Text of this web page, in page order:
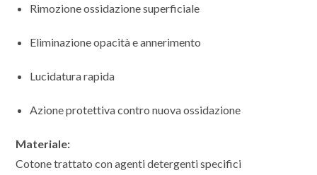
Rimozione ossidazione superficiale
Eliminazione opacità e annerimento
Lucidatura rapida
Azione protettiva contro nuova ossidazione
Materiale:
Cotone trattato con agenti detergenti specifici